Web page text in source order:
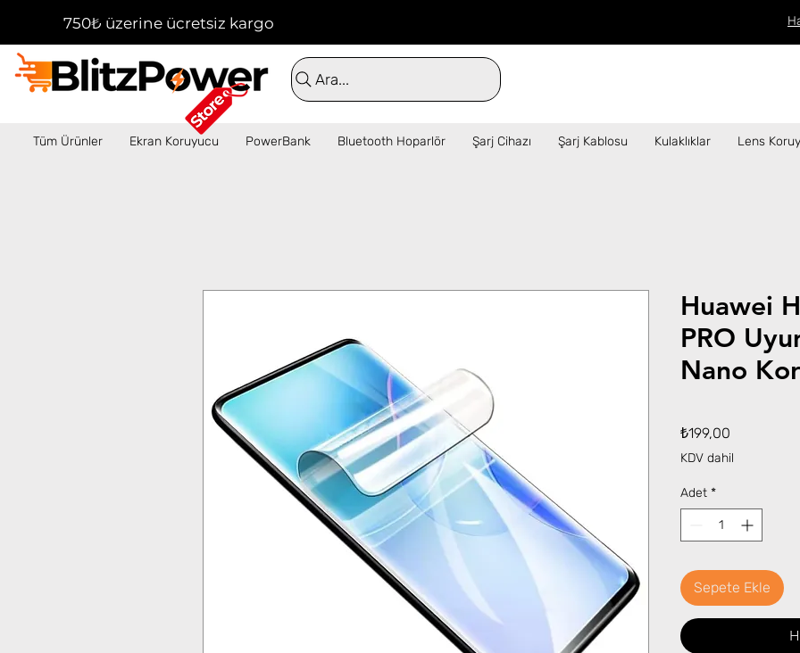
750₺ üzerine ücretsiz kargo!  ✦  16:00'a kadar verilen siparişler aynı gün kargo!  ✦
Ara...
Tüm Ürünler Ekran Koruyucu PowerBank Bluetooth Hoparlör Şarj Cihazı Şarj Kablosu Kulaklıklar Lens
Huawei
PRO
Nano
₺199,00
KDV dahil
Adet *
Sepete Ekle